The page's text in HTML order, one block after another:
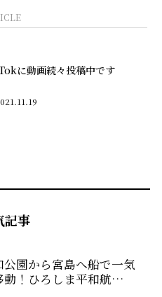
に動画続々投稿中です
記事
公園から宮島へ船で一気
動！ひろしま平和航…